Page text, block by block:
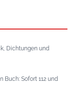
Dichtungen und
Buch: Sofort 112 und